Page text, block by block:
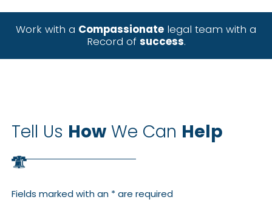
Work with a Compassionate legal team with a
Record of success.
Tell Us HowWe Can Help
Fields marked with an * are required